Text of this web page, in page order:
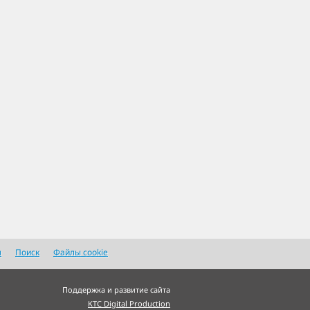
Поиск Файлы cookie
Поддержка и развитие сайта
KTC Digital Production